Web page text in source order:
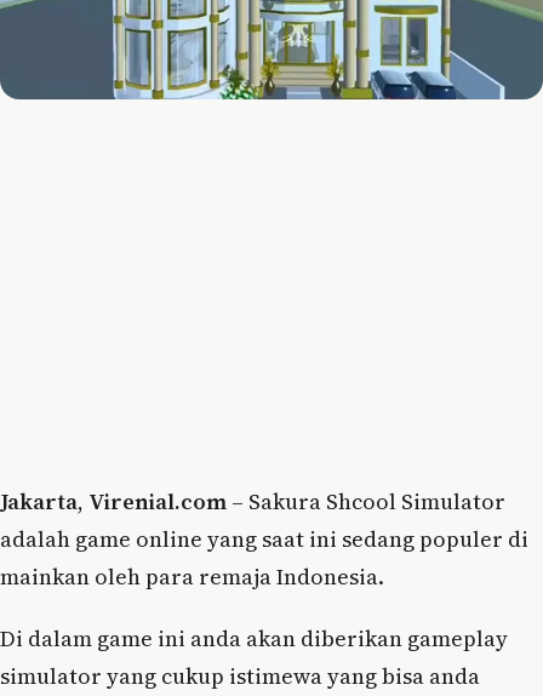
Jakarta, Virenial.com – Sakura Shcool Simulator
adalah game online yang saat ini sedang populer di
mainkan oleh para remaja Indonesia.
Di dalam game ini anda akan diberikan gameplay
simulator yang cukup istimewa yang bisa anda